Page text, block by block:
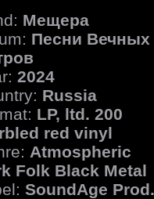
Мещера
Песни Вечных
2024
Russia
LP, ltd. 200
red vinyl
Atmospheric
Folk Black Metal
SoundAge Prod.